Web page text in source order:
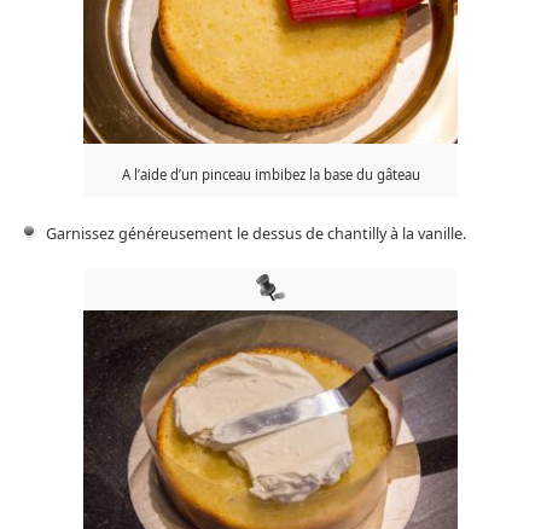
A l’aide d’un pinceau imbibez la base du gâteau
Garnissez généreusement le dessus de chantilly à la vanille.